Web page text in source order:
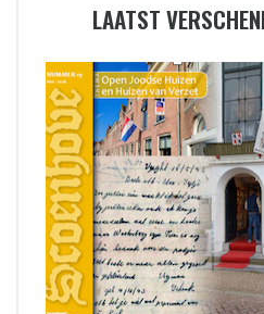
LAATST